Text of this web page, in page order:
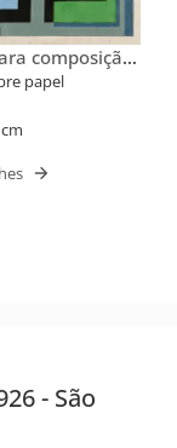
composição
rítmica
papel
- São